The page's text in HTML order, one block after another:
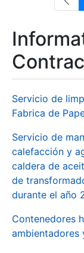
Servicio de
Fabrica de
Servicio de
calefacción y
caldera de
de
durante el año
Contenedores
ambientadores